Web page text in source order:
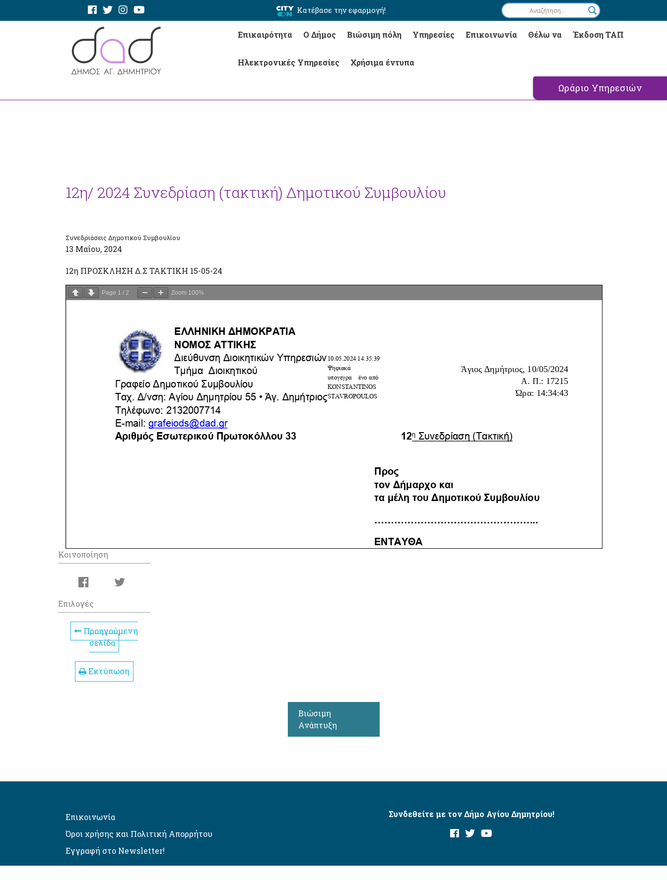
Κατέβασε την εφαρμογή!
Επικαιρότητα Ο Δήμος Βιώσιμη πόλη Υπηρεσίες Επικοινωνία Θέλω να Έκδοση ΤΑΠ
Ηλεκτρονικές Υπηρεσίες Χρήσιμα έντυπα
Ωράριο Υπηρεσιών
12η/ 2024 Συνεδρίαση (τακτική) Δημοτικού Συμβουλίου
Συνεδριάσεις Δημοτικού Συμβουλίου
13 Μαΐου, 2024
12η ΠΡΟΣΚΛΗΣΗ Δ.Σ ΤΑΚΤΙΚΗ 15-05-24
Page 1 / 2 Zoom 100%
Κοινοποίηση
Επιλογές
Προηγούμενη
σελίδα
Εκτύπωση
Βιώσιμη
Ανάπτυξη
Επικοινωνία
Όροι χρήσης και Πολιτική Απορρήτου
Εγγραφή στο Newsletter!
Συνδεθείτε με τον Δήμο Αγίου Δημητρίου!